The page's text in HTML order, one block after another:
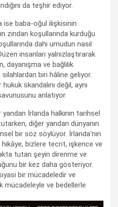
da teşhir ediyor.
ise baba-oğul ilişkisinin
zindan koşullarında kurduğu
dahi umudun nasıl
insanları yalnızlaştırarak
dayanışma ve bağlılık
biri hâline geliyor.
skandalını değil, aynı
anlatıyor.
İrlanda halkının tarihsel
diğer yandan dünyanın
bir söz söylüyor. İrlanda'nın
hikâye, bizlere tecrit, işkence ve
tutan şeyin direnme ve
bir kez daha gösteriyor.
bir mücadeledir ve
mücadeleyle ve bedellerle